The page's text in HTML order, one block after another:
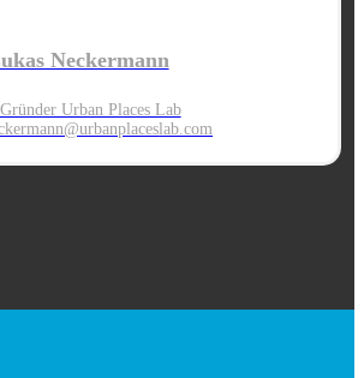
Neckermann
Urban Places Lab
lab.com